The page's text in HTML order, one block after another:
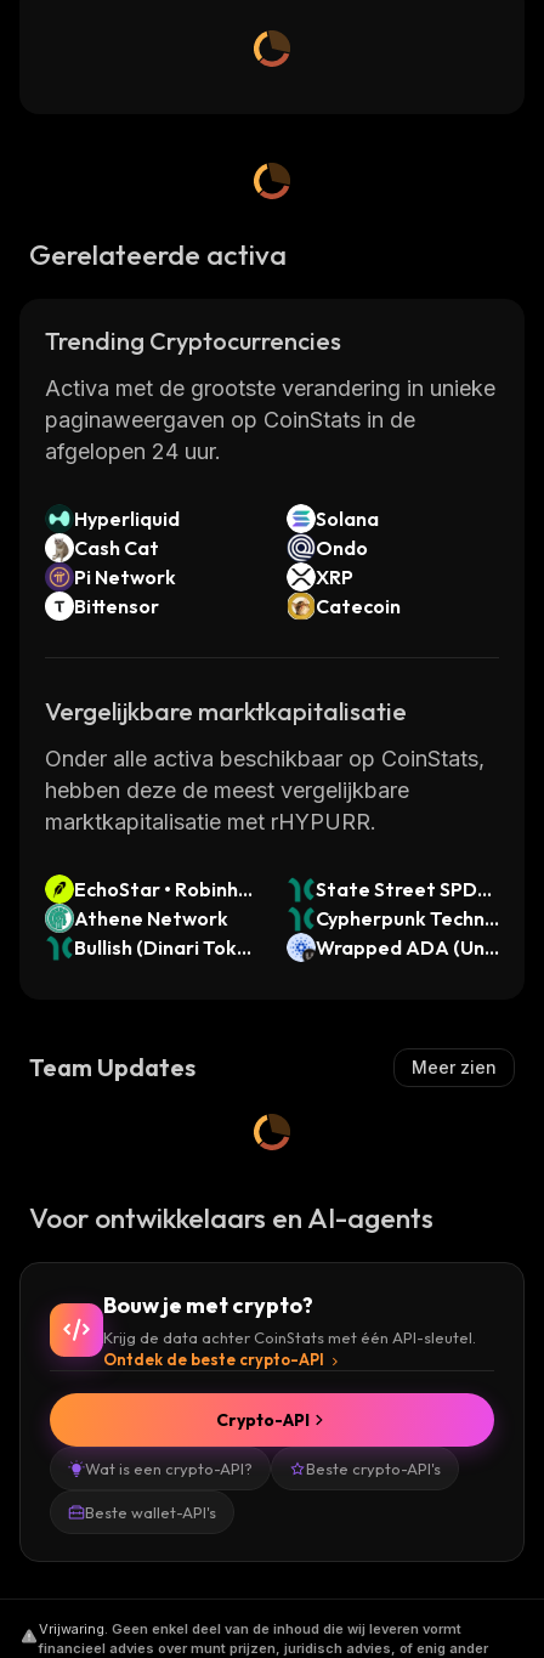
Gerelateerde activa
Trending Cryptocurrencies
Activa met de grootste verandering in unieke
paginaweergaven op CoinStats in de
afgelopen 24 uur.
Hyperliquid
Solana
Cash Cat
Ondo
Pi Network
XRP
Bittensor
Catecoin
Vergelijkbare marktkapitalisatie
Onder alle activa beschikbaar op CoinStats,
hebben deze de meest vergelijkbare
marktkapitalisatie met rHYPURR.
EchoStar • Robinho
od Token
State Street SPDR
Dow Jones Industri
al Average ETF Trus
Athene Network
Cypherpunk Techno
logies (Dinari Token
Bullish (Dinari Toke
Wrapped ADA (Univ
Team Updates Meer zien
Voor ontwikkelaars en AI-agents
Bouw je met crypto?
Krijg de data achter CoinStats met één API-sleutel.
Ontdek de beste crypto-API
Wat is een crypto-API? Beste crypto-API's
Beste wallet-API's
Crypto-API
Vrijwaring. Geen enkel deel van de inhoud die wij leveren vormt
financieel advies over munt prijzen, juridisch advies, of enig ander